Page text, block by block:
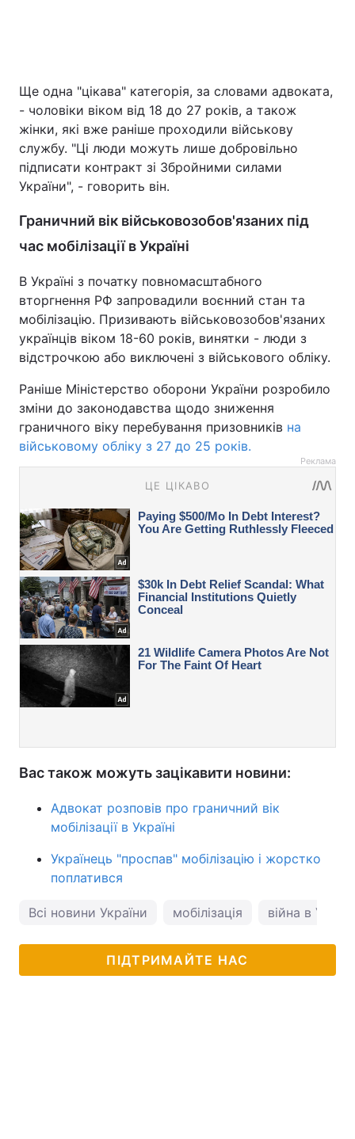
Ще одна "цікава" категорія, за словами адвоката,
- чоловіки віком від 18 до 27 років, а також
жінки, які вже раніше проходили військову
службу. "Ці люди можуть лише добровільно
підписати контракт зі Збройними силами
України", - говорить він.
Граничний вік військовозобов'язаних під
час мобілізації в Україні
В Україні з початку повномасштабного
вторгнення РФ запровадили воєнний стан та
мобілізацію. Призивають військовозобов'язаних
українців віком 18-60 років, винятки - люди з
відстрочкою або виключені з військового обліку.
Раніше Міністерство оборони України розробило
зміни до законодавства щодо зниження
граничного віку перебування призовників на
військовому обліку з 27 до 25 років.
Реклама
Вас також можуть зацікавити новини:
Адвокат розповів про граничний вік
мобілізації в Україні
Українець "проспав" мобілізацію і жорстко
поплатився
Всі новини України мобілізація війна в
ПІДТРИМАЙТЕ НАС